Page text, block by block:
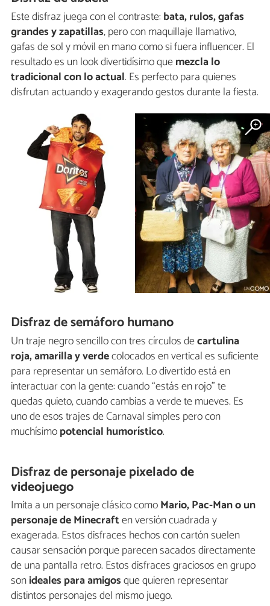
Este disfraz juega con el contraste:bata, rulos, gafas
grandes y zapatillas, pero con maquillaje llamativo,
gafas de sol y móvil en mano como si fuera influencer. El
resultado es un look divertidísimo quemezcla lo
tradicional con lo actual. Es perfecto para quienes
disfrutan actuando y exagerando gestos durante la fiesta.
Disfraz de semáforo humano
Un traje negro sencillo con tres círculos decartulina
roja, amarilla y verdecolocados en vertical es suficiente
para representar un semáforo. Lo divertido está en
interactuar con la gente: cuando “estás en rojo” te
quedas quieto, cuando cambias a verde te mueves. Es
uno de esos trajes de Carnaval simples pero con
muchísimopotencial humorístico.
Disfraz de personaje pixelado de
videojuego
Imita a un personaje clásico comoMario, Pac-Man o un
personaje de Minecraften versión cuadrada y
exagerada. Estos disfraces hechos con cartón suelen
causar sensación porque parecen sacados directamente
de una pantalla retro. Estos disfraces graciosos en grupo
sonideales para amigosque quieren representar
distintos personajes del mismo juego.